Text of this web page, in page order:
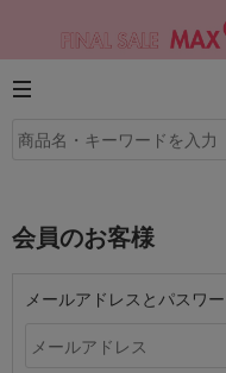
会員のお客様
メールアドレスとパスワ